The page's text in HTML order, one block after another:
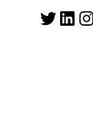
Twitter LinkedIn Instagram